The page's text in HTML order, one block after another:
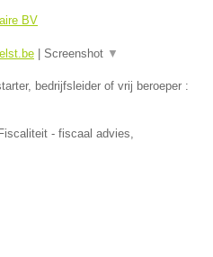
BV
Screenshot ▼
bedrijfsleider of vrij beroeper :
- fiscaal advies,